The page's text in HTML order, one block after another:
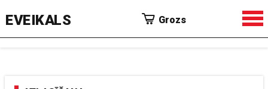
EVEIKALS Grozs